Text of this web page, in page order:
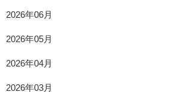
2026年06月
2026年05月
2026年04月
2026年03月